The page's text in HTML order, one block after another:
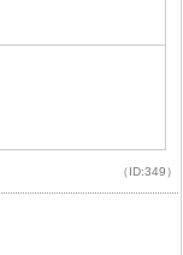
（ID:349）